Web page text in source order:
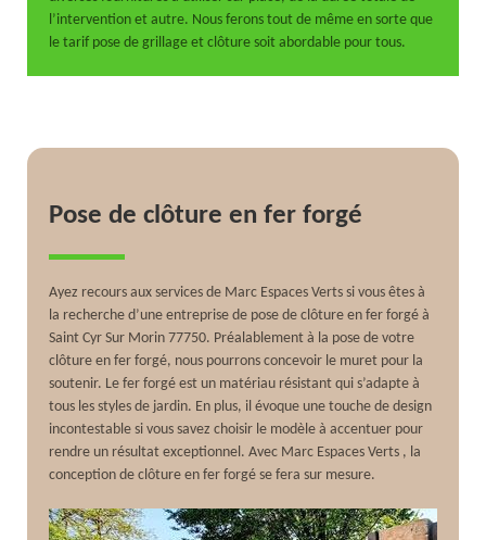
l’intervention et autre. Nous ferons tout de même en sorte que
le tarif pose de grillage et clôture soit abordable pour tous.
Pose de clôture en fer forgé
Ayez recours aux services de Marc Espaces Verts si vous êtes à
la recherche d’une entreprise de pose de clôture en fer forgé à
Saint Cyr Sur Morin 77750. Préalablement à la pose de votre
clôture en fer forgé, nous pourrons concevoir le muret pour la
soutenir. Le fer forgé est un matériau résistant qui s’adapte à
tous les styles de jardin. En plus, il évoque une touche de design
incontestable si vous savez choisir le modèle à accentuer pour
rendre un résultat exceptionnel. Avec Marc Espaces Verts , la
conception de clôture en fer forgé se fera sur mesure.